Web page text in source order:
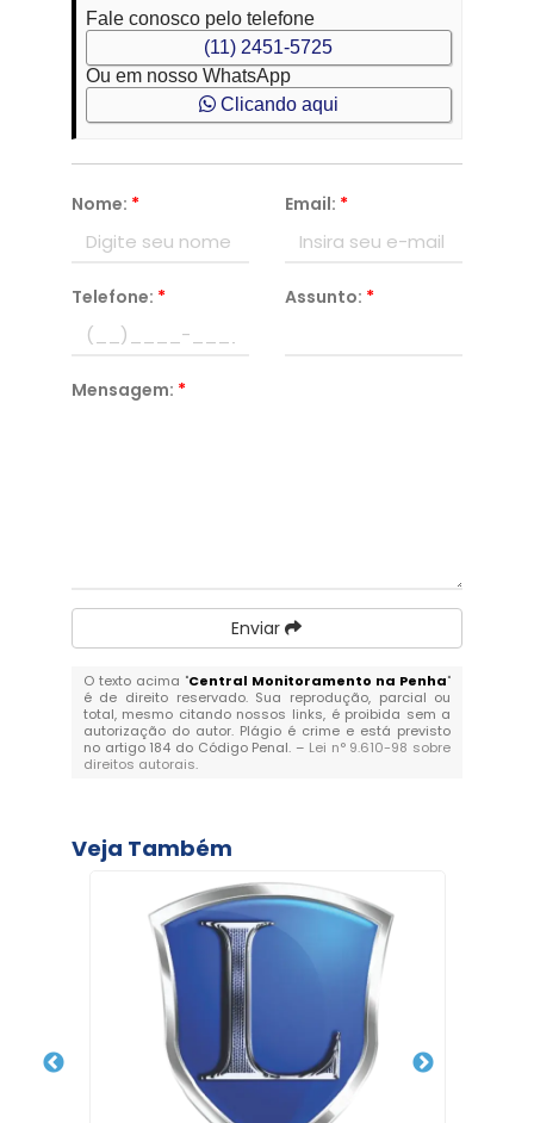
Fale conosco pelo telefone
(11) 2451-5725
Ou em nosso WhatsApp
Clicando aqui
Nome: * Email: *
Telefone: * Assunto: *
Mensagem: *
Enviar
O texto acima "Central Monitoramento na Penha"
é de direito reservado. Sua reprodução, parcial ou
total, mesmo citando nossos links, é proibida sem a
autorização do autor. Plágio é crime e está previsto
no artigo 184 do Código Penal. – Lei n° 9.610-98 sobre
direitos autorais.
Veja Também